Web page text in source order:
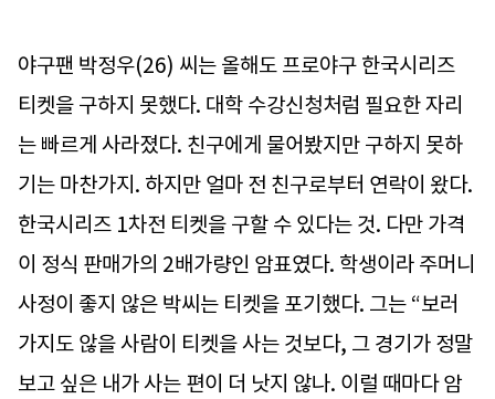
야구팬 박정우(26) 씨는 올해도 프로야구 한국시리즈
티켓을 구하지 못했다. 대학 수강신청처럼 필요한 자리
는 빠르게 사라졌다. 친구에게 물어봤지만 구하지 못하
기는 마찬가지. 하지만 얼마 전 친구로부터 연락이 왔다.
한국시리즈 1차전 티켓을 구할 수 있다는 것. 다만 가격
이 정식 판매가의 2배가량인 암표였다. 학생이라 주머니
사정이 좋지 않은 박씨는 티켓을 포기했다. 그는 “보러
가지도 않을 사람이 티켓을 사는 것보다, 그 경기가 정말
보고 싶은 내가 사는 편이 더 낫지 않나. 이럴 때마다 암